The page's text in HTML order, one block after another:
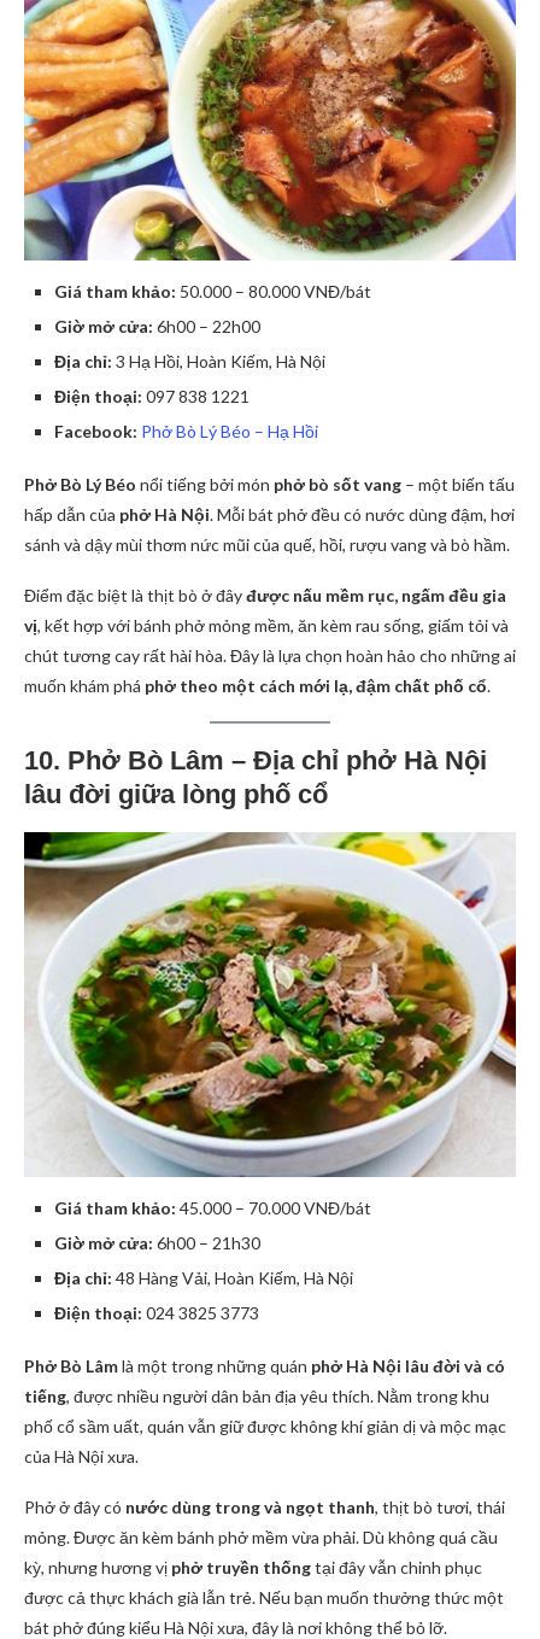
Giá tham khảo: 50.000 – 80.000 VNĐ/bát
Giờ mở cửa: 6h00 – 22h00
Địa chỉ: 3 Hạ Hồi, Hoàn Kiếm, Hà Nội
Điện thoại: 097 838 1221
Facebook: Phở Bò Lý Béo – Hạ Hồi
Phở Bò Lý Béo nổi tiếng bởi món phở bò sốt vang – một biến tấu
hấp dẫn của phở Hà Nội. Mỗi bát phở đều có nước dùng đậm, hơi
sánh và dậy mùi thơm nức mũi của quế, hồi, rượu vang và bò hầm.
Điểm đặc biệt là thịt bò ở đâyđược nấu mềm rục, ngấm đều gia
vị, kết hợp với bánh phở mỏng mềm, ăn kèm rau sống, giấm tỏi và
chút tương cay rất hài hòa. Đây là lựa chọn hoàn hảo cho những ai
muốn khám phá phở theo một cách mới lạ, đậm chất phố cổ.
10. Phở Bò Lâm – Địa chỉ phở Hà Nội
lâu đời giữa lòng phố cổ
Giá tham khảo: 45.000 – 70.000 VNĐ/bát
Giờ mở cửa: 6h00 – 21h30
Địa chỉ: 48 Hàng Vải, Hoàn Kiếm, Hà Nội
Điện thoại: 024 3825 3773
Phở Bò Lâmlà một trong những quán phở Hà Nội lâu đời và có
tiếng, được nhiều người dân bản địa yêu thích. Nằm trong khu
phố cổ sầm uất, quán vẫn giữ được không khí giản dị và mộc mạc
của Hà Nội xưa.
Phở ở đây có nước dùng trong và ngọt thanh, thịt bò tươi, thái
mỏng. Được ăn kèm bánh phở mềm vừa phải. Dù không quá cầu
kỳ, nhưng hương vị phở truyền thốngtại đây vẫn chinh phục
được cả thực khách già lẫn trẻ. Nếu bạn muốn thưởng thức một
bát phở đúng kiểu Hà Nội xưa, đây là nơi không thể bỏ lỡ.